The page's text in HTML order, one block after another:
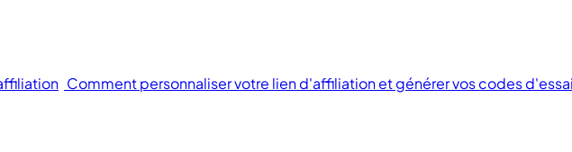
Comment personnaliser votre lien d'affiliation et générer vos codes d'essai